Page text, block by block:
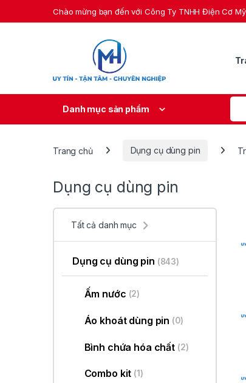
Skip to navigationChào mừng bạn đến với Công Ty TNHH Điện Cơ
Danh mục sản phẩm
Trang chủ Dụng cụ dùng pin
Dụng cụ dùng pin
Tất cả danh mục
Dụng cụ dùng pin (843)
Ấm nước (2)
Áo khoát dùng pin (0)
Bình chứa hóa chất (2)
Combo kit (1)